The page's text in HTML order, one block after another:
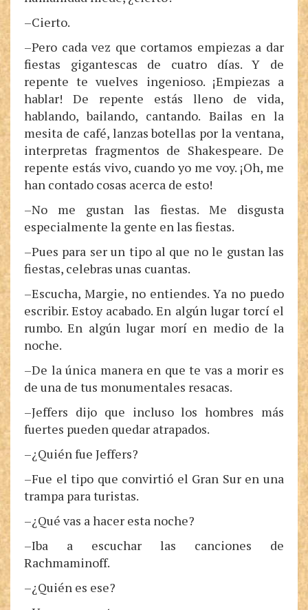
–Cierto.
–Pero cada vez que cortamos empiezas a dar
fiestas gigantescas de cuatro días. Y de
repente te vuelves ingenioso. ¡Empiezas a
hablar! De repente estás lleno de vida,
hablando, bailando, cantando. Bailas en la
mesita de café, lanzas botellas por la ventana,
interpretas fragmentos de Shakespeare. De
repente estás vivo, cuando yo me voy. ¡Oh, me
han contado cosas acerca de esto!
–No me gustan las fiestas. Me disgusta
especialmente la gente en las fiestas.
–Pues para ser un tipo al que no le gustan las
fiestas, celebras unas cuantas.
–Escucha, Margie, no entiendes. Ya no puedo
escribir. Estoy acabado. En algún lugar torcí el
rumbo. En algún lugar morí en medio de la
noche.
–De la única manera en que te vas a morir es
de una de tus monumentales resacas.
–Jeffers dijo que incluso los hombres más
fuertes pueden quedar atrapados.
–¿Quién fue Jeffers?
–Fue el tipo que convirtió el Gran Sur en una
trampa para turistas.
–¿Qué vas a hacer esta noche?
–Iba a escuchar las canciones de
Rachmaminoff.
–¿Quién es ese?